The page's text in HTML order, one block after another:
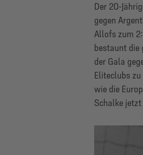
Der 20-
gegen
Allofs zum
bestaunt die
der Gala
Eliteclubs zu
wie die
Schalke